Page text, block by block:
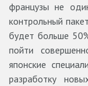
французы не
контрольный
будет больше
пойти
японские
разработку